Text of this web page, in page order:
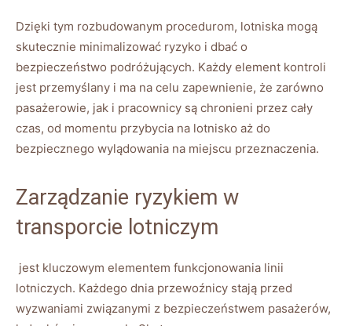
Dzięki tym rozbudowanym procedurom, lotniska⁢ mogą
skutecznie minimalizować ryzyko​ i dbać​ o
bezpieczeństwo podróżujących. Każdy element⁣ kontroli
jest przemyślany i ma na celu zapewnienie, że zarówno
pasażerowie, jak i pracownicy są chronieni przez cały
czas, od ⁢momentu przybycia ​na lotnisko⁢ aż do​
bezpiecznego wylądowania na miejscu przeznaczenia.
Zarządzanie ryzykiem w ​
transporcie lotniczym
​ jest kluczowym elementem funkcjonowania linii
lotniczych. ‍Każdego dnia przewoźnicy stają przed
wyzwaniami⁢ związanymi z ‌bezpieczeństwem pasażerów,